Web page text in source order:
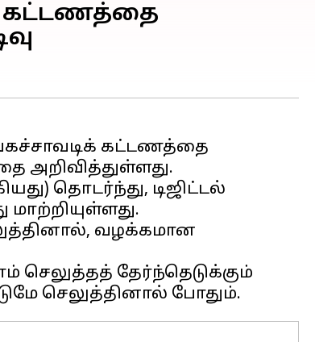
கட்டணத்தை
கட்டணத்தை
அறிவித்துள்ளது.
தொடர்ந்து, டிஜிட்டல்
வழக்கமான
செலுத்தத் தேர்ந்தெடுக்கும்